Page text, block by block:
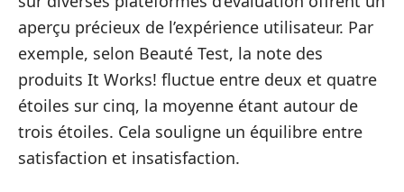
aperçu précieux de l’expérience utilisateur. Par
exemple, selon Beauté Test, la note des
produits It Works! fluctue entre deux et quatre
étoiles sur cinq, la moyenne étant autour de
trois étoiles. Cela souligne un équilibre entre
satisfaction et insatisfaction.